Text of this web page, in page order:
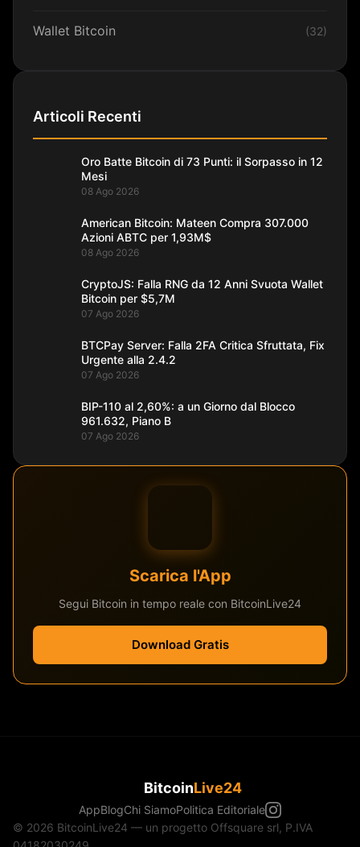
Wallet Bitcoin (32)
Articoli Recenti
Oro Batte Bitcoin di 73 Punti: il Sorpasso in 12
Mesi
08 Ago 2026
American Bitcoin: Mateen Compra 307.000
Azioni ABTC per 1,93M$
08 Ago 2026
CryptoJS: Falla RNG da 12 Anni Svuota Wallet
Bitcoin per $5,7M
07 Ago 2026
BTCPay Server: Falla 2FA Critica Sfruttata, Fix
Urgente alla 2.4.2
07 Ago 2026
BIP-110 al 2,60%: a un Giorno dal Blocco
961.632, Piano B
07 Ago 2026
Scarica l'App
Segui Bitcoin in tempo reale con BitcoinLive24
Download Gratis
BitcoinLive24
AppBlogChi SiamoPolitica Editoriale
© 2026 BitcoinLive24 — un progetto Offsquare srl, P.IVA